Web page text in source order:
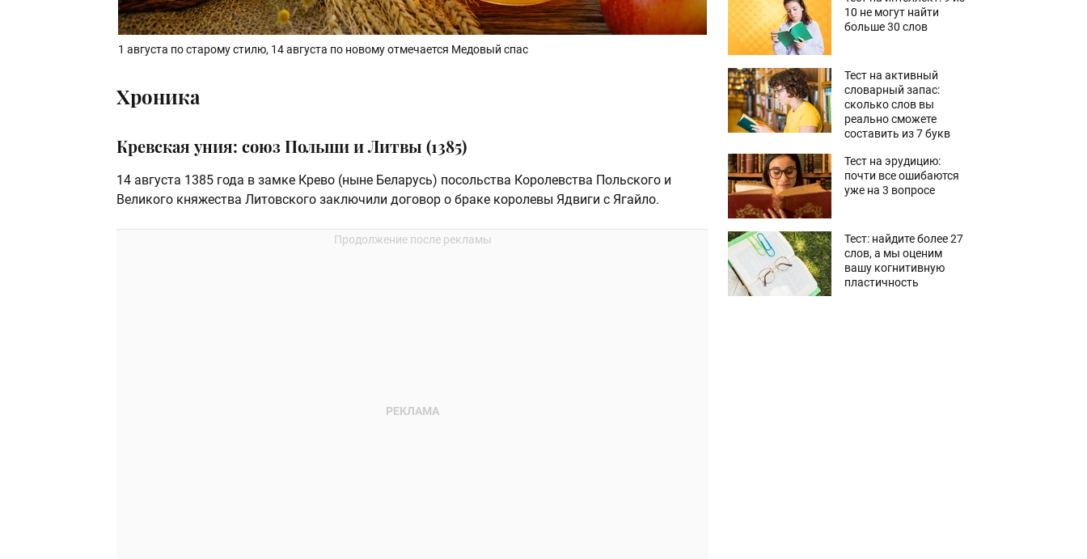
1 августа по старому стилю, 14 августа по новому отмечается Медовый спас
Хроника
Кревская уния: союз Польши и Литвы (1385)
14 августа 1385 года в замке Крево (ныне Беларусь) посольства Королевства Польского и
Великого княжества Литовского заключили договор о браке королевы Ядвиги с Ягайло.
10 не могут найти
больше 30 слов
Тест на активный
словарный запас:
сколько слов вы
реально сможете
составить из 7 букв
Тест на эрудицию:
почти все ошибаются
уже на 3 вопросе
Тест: найдите более 27
слов, а мы оценим
вашу когнитивную
пластичность